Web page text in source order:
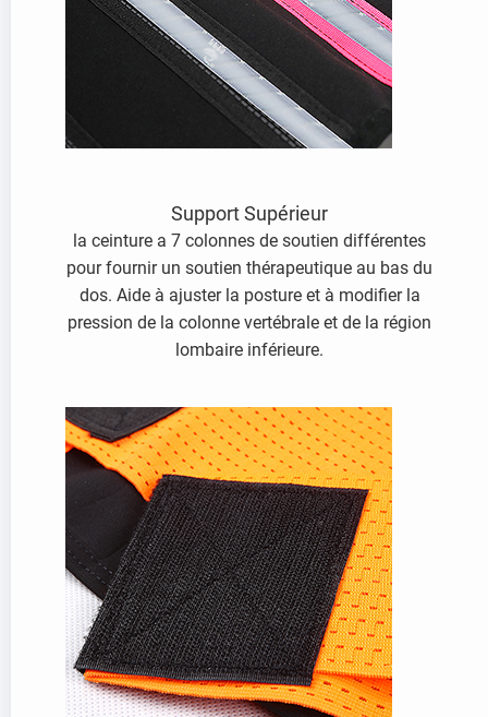
Support Supérieur
la ceinture a 7 colonnes de soutien différentes
pour fournir un soutien thérapeutique au bas du
dos. Aide à ajuster la posture et à modifier la
pression de la colonne vertébrale et de la région
lombaire inférieure.